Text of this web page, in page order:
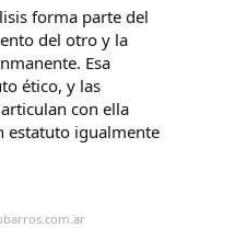
forma parte del
del otro y la
Esa
ético, y las
con ella
estatuto igualmente